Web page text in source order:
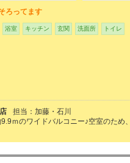
ろってます
浴室 キッチン 玄関 洗面所 トイレ
担当：加藤・石川
ｍのワイドバルコニー♪空室のた